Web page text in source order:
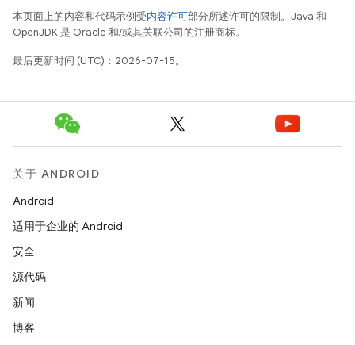
本页面上的内容和代码示例受内容许可部分所述许可的限制。Java 和
OpenJDK 是 Oracle 和/或其关联公司的注册商标。
最后更新时间 (UTC)：2026-07-15。
关于 ANDROID
Android
适用于企业的 Android
安全
源代码
新闻
博客